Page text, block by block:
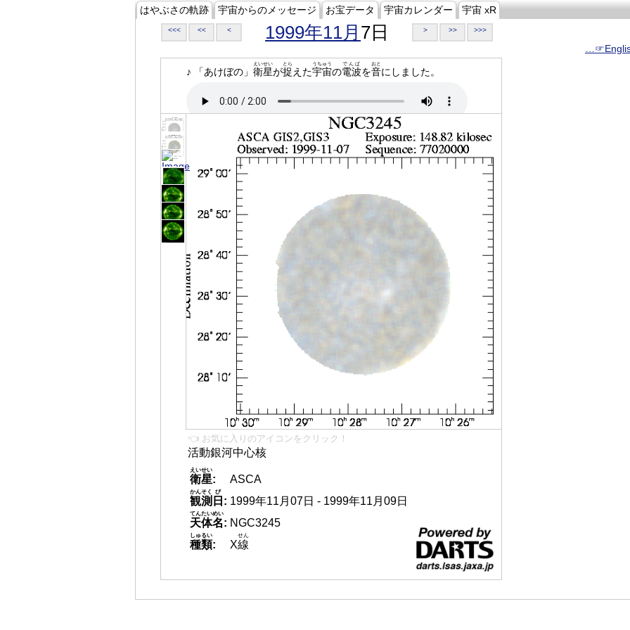
はやぶさの軌跡 宇宙からのメッセージ お宝データ 宇宙カレンダー 宇宙 xR
<<< << < 1999年11月 7日 > >> >>>
♪ 「あけぼの」 衛星
えいせい
が捉
とら
えた宇宙
うちゅう
の電波
でんぱ
を音
おと
にしました。
👈 お気に入りのアイコンをクリック！
活動銀河中心核
衛星
えいせい
:
ASCA
観測
かんそく
日
び
: 1999年11月07日 - 1999年11月09日
天体名
てんたいめい
: NGC3245
種類
しゅるい
: X線
せん